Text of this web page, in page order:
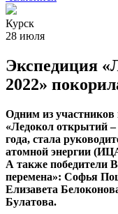
Курск
28 июля
Экспедиция
2022»
Одним из участников
«Ледокол открытий –
года, стала
атомной энергии
А также победители
перемена»: Софья
Елизавета
Булатова.